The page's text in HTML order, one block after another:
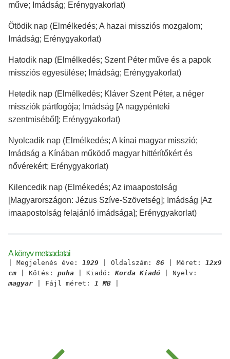
műve; Imádság; Erénygyakorlat)
Ötödik nap (Elmélkedés; A hazai missziós mozgalom;
Imádság; Erénygyakorlat)
Hatodik nap (Elmélkedés; Szent Péter műve és a papok
missziós egyesülése; Imádság; Erénygyakorlat)
Hetedik nap (Elmélkedés; Kláver Szent Péter, a néger
missziók pártfogója; Imádság [A nagypénteki
szentmiséből]; Erénygyakorlat)
Nyolcadik nap (Elmélkedés; A kínai magyar misszió;
Imádság a Kínában működő magyar hittérítőkért és
nővérekért; Erénygyakorlat)
Kilencedik nap (Elmékedés; Az imaapostolság
[Magyarországon: Jézus Szíve-Szövetség]; Imádság [Az
imaapostolság felajánló imádsága]; Erénygyakorlat)
A könyv metaadatai
| Megjelenés éve: 1929 | Oldalszám: 86 | Méret: 12x9
cm | Kötés: puha | Kiadó: Korda Kiadó | Nyelv:
magyar | Fájl méret: 1 MB